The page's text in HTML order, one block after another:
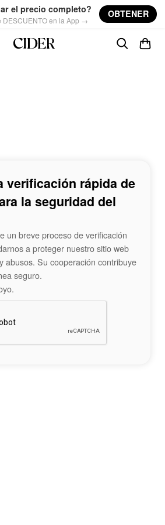
el precio completo?
DESCUENTO en la App →
OBTENER
verificación rápida de
la seguridad del
un breve proceso de verificación
a proteger nuestro sitio web
abusos. Su cooperación contribuye
seguro.